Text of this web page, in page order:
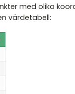
med olika
värdetabell: